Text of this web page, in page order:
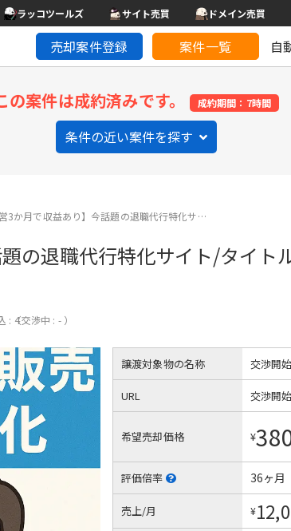
ラッコツールズ サイト売買 ドメイン売買
売却案件登録 案件一覧 自
の案件は成約済みです。 成約期間：7時間
条件の近い案件を探す
営3か月で収益あり】今話題の退職代行特化サ…
の退職代行特化サイト/タイト
: 4
（交渉中 : - ）
譲渡対象物の名称 交渉開
URL 交渉開
希望売却価格 ¥
評価倍率 36ヶ月
売上/月 ¥